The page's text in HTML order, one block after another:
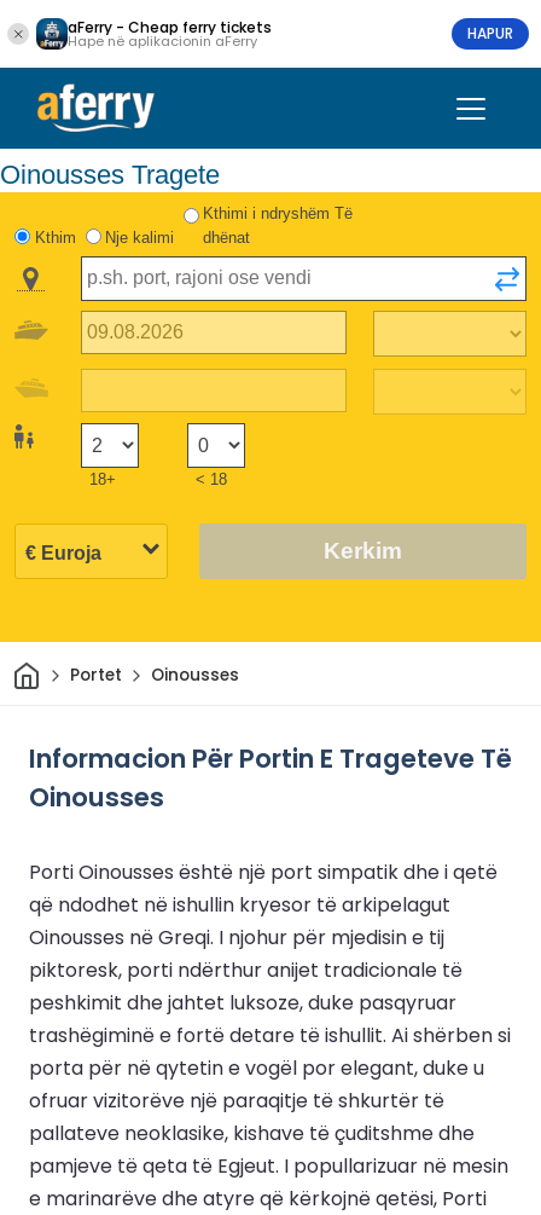
aFerry - Cheap ferry tickets
Hape në aplikacionin aFerry HAPUR
Oinousses Tragete
Kthim Nje kalimi
Kthimi i ndryshëm Të
dhënat
18+ < 18
Kerkim
ShtëpiPortet Oinousses
Informacion Për Portin E Trageteve Të
Oinousses
Porti Oinousses është një port simpatik dhe i qetë
që ndodhet në ishullin kryesor të arkipelagut
Oinousses në Greqi. I njohur për mjedisin e tij
piktoresk, porti ndërthur anijet tradicionale të
peshkimit dhe jahtet luksoze, duke pasqyruar
trashëgiminë e fortë detare të ishullit. Ai shërben si
porta për në qytetin e vogël por elegant, duke u
ofruar vizitorëve një paraqitje të shkurtër të
pallateve neoklasike, kishave të çuditshme dhe
pamjeve të qeta të Egjeut. I popullarizuar në mesin
e marinarëve dhe atyre që kërkojnë qetësi, Porti